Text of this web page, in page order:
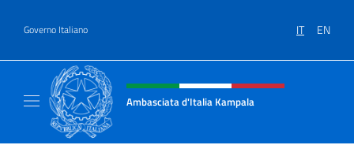
Governo Italiano IT EN
Intestazione sito, social e menù
Ambasciata d'Italia Kampala